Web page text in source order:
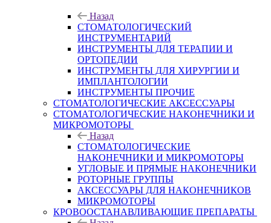
Назад
СТОМАТОЛОГИЧЕСКИЙ
ИНСТРУМЕНТАРИЙ
ИНСТРУМЕНТЫ ДЛЯ ТЕРАПИИ И
ОРТОПЕДИИ
ИНСТРУМЕНТЫ ДЛЯ ХИРУРГИИ И
ИМПЛАНТОЛОГИИ
ИНСТРУМЕНТЫ ПРОЧИЕ
СТОМАТОЛОГИЧЕСКИЕ АКСЕССУАРЫ
СТОМАТОЛОГИЧЕСКИЕ НАКОНЕЧНИКИ И
МИКРОМОТОРЫ
Назад
СТОМАТОЛОГИЧЕСКИЕ
НАКОНЕЧНИКИ И МИКРОМОТОРЫ
УГЛОВЫЕ И ПРЯМЫЕ НАКОНЕЧНИКИ
РОТОРНЫЕ ГРУППЫ
АКСЕССУАРЫ ДЛЯ НАКОНЕЧНИКОВ
МИКРОМОТОРЫ
КРОВООСТАНАВЛИВАЮЩИЕ ПРЕПАРАТЫ